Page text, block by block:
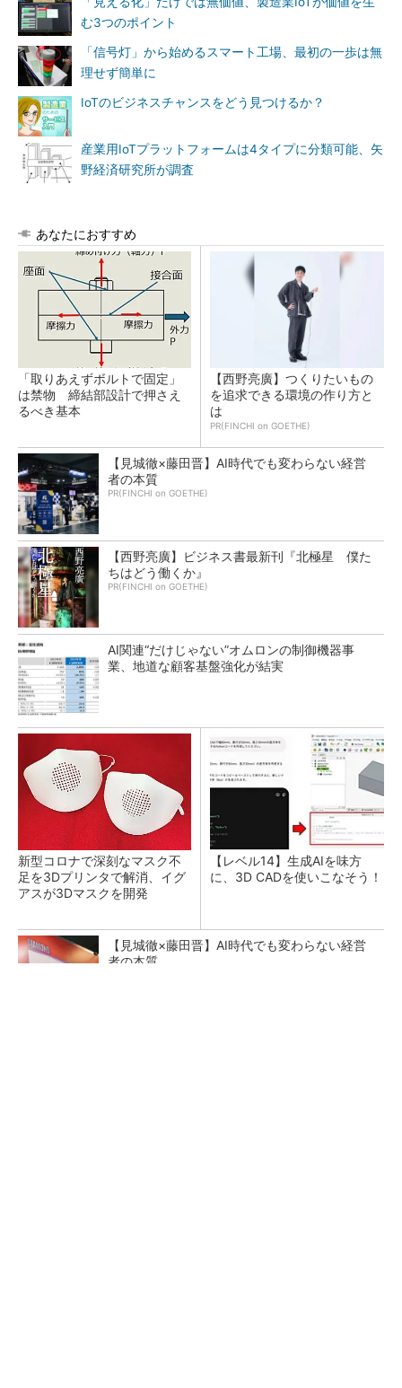
む3つのポイント
「信号灯」から始めるスマート工場、最初の一歩は無
理せず簡単に
IoTのビジネスチャンスをどう見つけるか？
産業用IoTプラットフォームは4タイプに分類可能、矢
野経済研究所が調査
あなたにおすすめ
「取りあえずボルトで固定」
は禁物 締結部設計で押さえ
るべき基本
【西野亮廣】つくりたいもの
を追求できる環境の作り方と
は
PR(FINCHI on GOETHE)
【見城徹×藤田晋】AI時代でも変わらない経営
者の本質
PR(FINCHI on GOETHE)
【西野亮廣】ビジネス書最新刊『北極星 僕た
ちはどう働くか』
PR(FINCHI on GOETHE)
AI関連“だけじゃない”オムロンの制御機器事
業、地道な顧客基盤強化が結実
新型コロナで深刻なマスク不
足を3Dプリンタで解消、イグ
アスが3Dマスクを開発
【レベル14】生成AIを味方
に、3D CADを使いこなそう！
【見城徹×藤田晋】AI時代でも変わらない経営
者の本質